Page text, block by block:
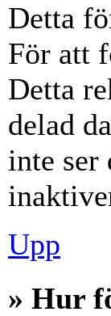
Detta
För att
Detta
delad
inte ser
Upp
» Hur